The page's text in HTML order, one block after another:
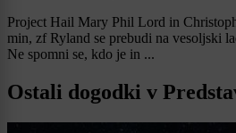
Project Hail Mary Phil Lord in
min, zf Ryland se prebudi na vesoljski
Ne spomni se, kdo je in ...
Ostali dogodki v